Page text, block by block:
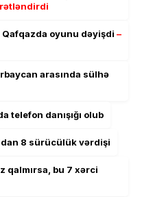
oyunu dəyişdi –
arasında sülhə
telefon danışığı olub
8 sürücülük vərdişi
qalmırsa, bu 7 xərci